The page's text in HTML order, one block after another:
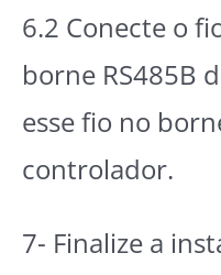
6.2 Conecte o
borne RS485B
esse fio no
controlador.
7- Finalize a